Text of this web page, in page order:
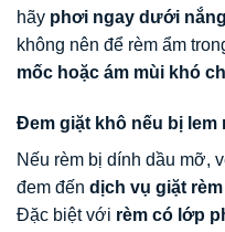
hãy phơi ngay dưới
không nên để rèm ẩm
mốc hoặc ám mùi khó
Đem giặt khô nếu bị lem
Nếu rèm bị dính dầu mỡ,
đem đến dịch vụ giặt
Đặc biệt với rèm có lớp